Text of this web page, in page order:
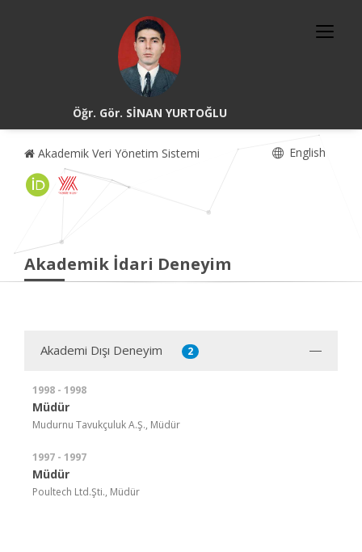
Öğr. Gör. SİNAN YURTOĞLU
Akademik Veri Yönetim Sistemi English
Akademik İdari Deneyim
Akademi Dışı Deneyim 2
1998 - 1998
Müdür
Mudurnu Tavukçuluk A.Ş., Müdür
1997 - 1997
Müdür
Poultech Ltd.Şti., Müdür